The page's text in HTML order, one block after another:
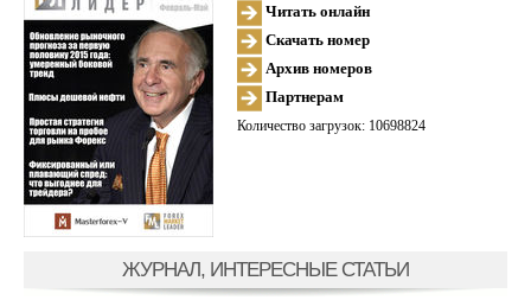
Читать онлайн
Скачать номер
Архив номеров
Партнерам
Количество загрузок: 10698824
ЖУРНАЛ, ИНТЕРЕСНЫЕ СТАТЬИ